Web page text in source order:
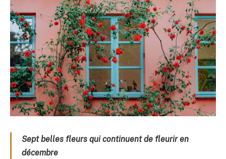
Sept belles fleurs qui continuent de fleurir en
décembre